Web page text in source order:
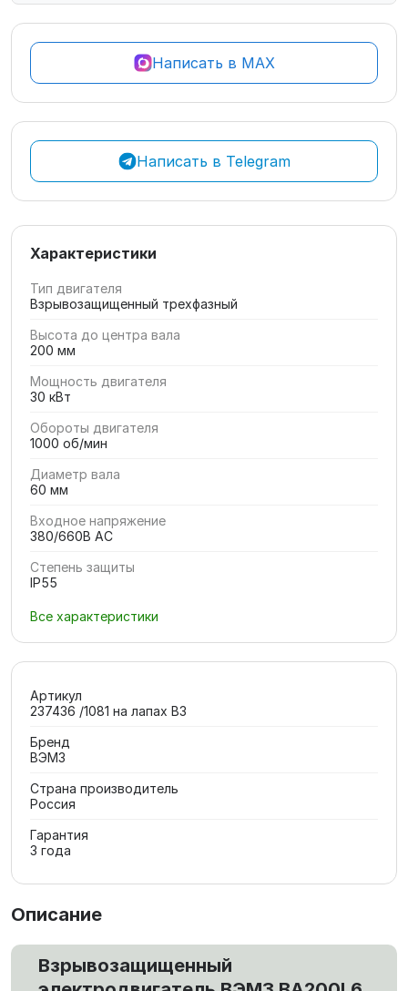
Написать в MAX
Написать в Telegram
Характеристики
Тип двигателя
Взрывозащищенный трехфазный
Высота до центра вала
200 мм
Мощность двигателя
30 кВт
Обороты двигателя
1000 об/мин
Диаметр вала
60 мм
Входное напряжение
380/660В AC
Степень защиты
IP55
Все характеристики
Артикул
237436 /1081 на лапах В3
Бренд
ВЭМЗ
Страна производитель
Россия
Гарантия
3 года
Описание
Взрывозащищенный